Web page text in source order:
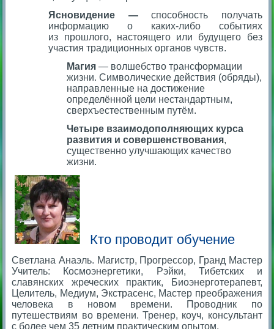
Ясновидение —способность получать
информацию о каких-либо событиях
из прошлого, настоящего или будущего без
участия традиционных органов чувств.
Магия — волшебство трансформации
жизни. Символические действия (обряды),
направленные на достижение
определённой цели нестандартным,
сверхъестественным путём.
Четыре взаимодополняющих курса
развития и совершенствования,
существенно улучшающих качество
жизни.
Кто проводит обучение
Светлана Анаэль. Магистр, Прогрессор, Гранд Мастер
Учитель: Космоэнергетики, Рэйки, Тибетских и
славянских жреческих практик, Биоэнерготерапевт,
Целитель, Медиум, Экстрасенс, Мастер преображения
человека в новом времени. Проводник по
путешествиям во времени. Тренер, коуч, консультант
с более чем 35 летним практическим опытом.